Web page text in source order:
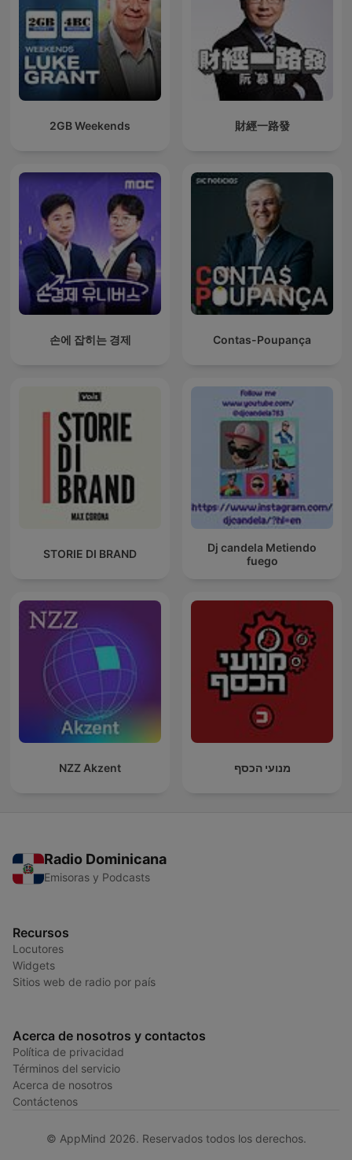
2GB Weekends 財經一路發
손에 잡히는 경제 Contas-Poupança
STORIE DI BRAND
Dj candela Metiendo
fuego
NZZ Akzent מנועי הכסף
Radio Dominicana
Emisoras y Podcasts
Recursos
Locutores
Widgets
Sitios web de radio por país
Acerca de nosotros y contactos
Política de privacidad
Términos del servicio
Acerca de nosotros
Contáctenos
© AppMind 2026. Reservados todos los derechos.